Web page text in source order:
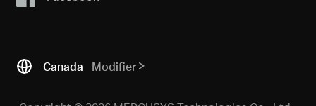
Canada Modifier